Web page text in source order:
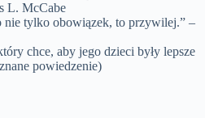
L. McCabe
nie tylko obowiązek, to przywilej.” –
chce, aby jego dzieci były lepsze
powiedzenie)